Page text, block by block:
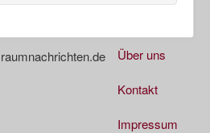
Über uns
Kontakt
Impressum